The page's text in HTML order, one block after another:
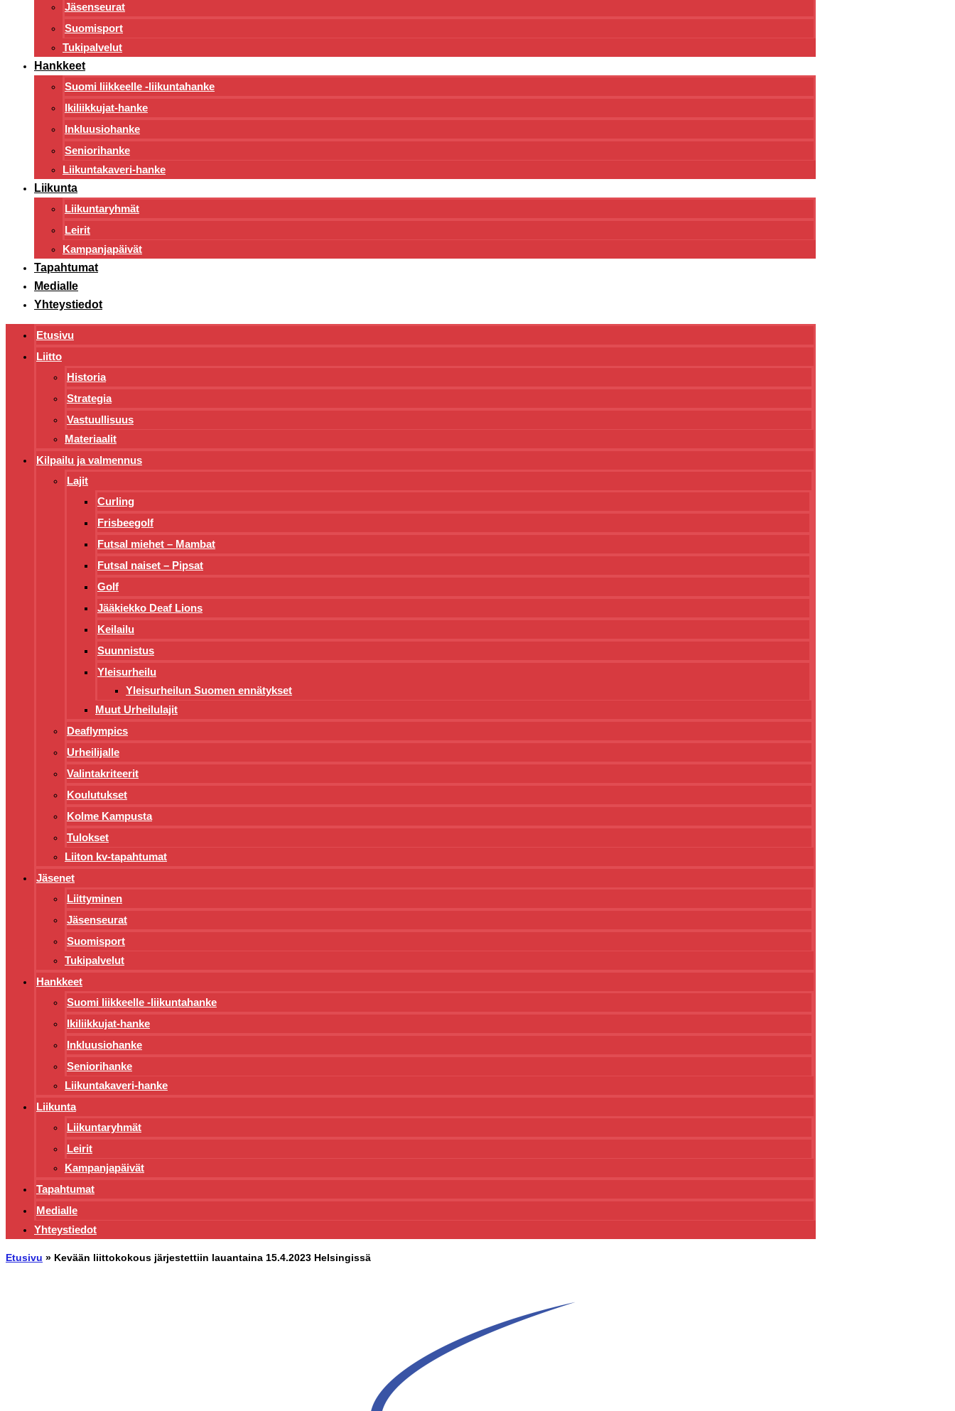
Jäsenseurat
Suomisport
Tukipalvelut
Hankkeet
Suomi liikkeelle -liikuntahanke
Ikiliikkujat-hanke
Inkluusiohanke
Seniorihanke
Liikuntakaveri-hanke
Liikunta
Liikuntaryhmät
Leirit
Kampanjapäivät
Tapahtumat
Medialle
Yhteystiedot
Etusivu
Liitto
Historia
Strategia
Vastuullisuus
Materiaalit
Kilpailu ja valmennus
Lajit
Curling
Frisbeegolf
Futsal miehet – Mambat
Futsal naiset – Pipsat
Golf
Jääkiekko Deaf Lions
Keilailu
Suunnistus
Yleisurheilu
Yleisurheilun Suomen ennätykset
Muut Urheilulajit
Deaflympics
Urheilijalle
Valintakriteerit
Koulutukset
Kolme Kampusta
Tulokset
Liiton kv-tapahtumat
Jäsenet
Liittyminen
Jäsenseurat
Suomisport
Tukipalvelut
Hankkeet
Suomi liikkeelle -liikuntahanke
Ikiliikkujat-hanke
Inkluusiohanke
Seniorihanke
Liikuntakaveri-hanke
Liikunta
Liikuntaryhmät
Leirit
Kampanjapäivät
Tapahtumat
Medialle
Yhteystiedot
Etusivu » Kevään liittokokous järjestettiin lauantaina 15.4.2023 Helsingissä